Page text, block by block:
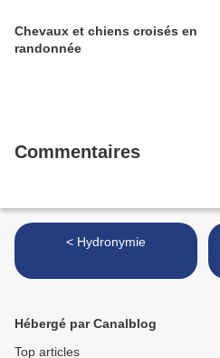
Chevaux et chiens croisés en
randonnée
Commentaires
< Hydronymie
Hébergé par Canalblog
Top articles